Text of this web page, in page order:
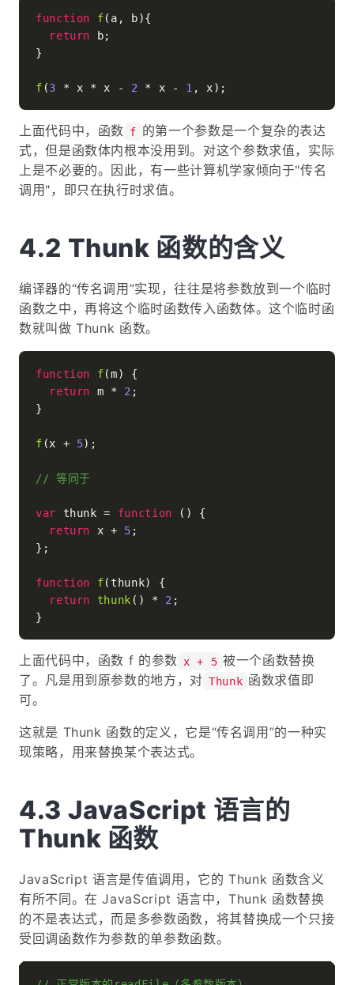
function f( a, b){
return b;
}
f (3 * x * x - 2 * x - 1
上面代码中，函数 f 的第一个参数是一个复杂的表达
式，但是函数体内根本没用到。对这个参数求值，实际
上是不必要的。因此，有一些计算机学家倾向于"传名
调用"，即只在执行时求值。
Thunk 函数的含义
编译器的“传名调用”实现，往往是将参数放到一个临时
函数之中，再将这个临时函数传入函数体。这个临时函
数就叫做 Thunk 函数。
function f(m) {
return m * 2 ;
}
f (x + 5);
// 等同于
var thunk = function ( ) {
return x + 5 ;
};
function f(thunk) {
return
thunk () * 2 ;
上面代码中，函数 f 的参数 x + 5 被一个函数替换
了。凡是用到原参数的地方，对 Thunk 函数求值即
可。
这就是 Thunk 函数的定义，它是“传名调用”的一种实
现策略，用来替换某个表达式。
JavaScript 语言的
Thunk 函数
JavaScript 语言是传值调用，它的 Thunk 函数含义
有所不同。在 JavaScript 语言中，Thunk 函数替换
的不是表达式，而是多参数函数，将其替换成一个只接
受回调函数作为参数的单参数函数。